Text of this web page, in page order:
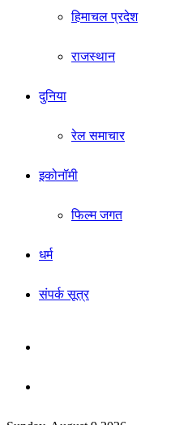
हिमाचल प्रदेश
राजस्थान
दुनिया
रेल समाचार
इकोनॉमी
फिल्म जगत
धर्म
संपर्क सूत्र